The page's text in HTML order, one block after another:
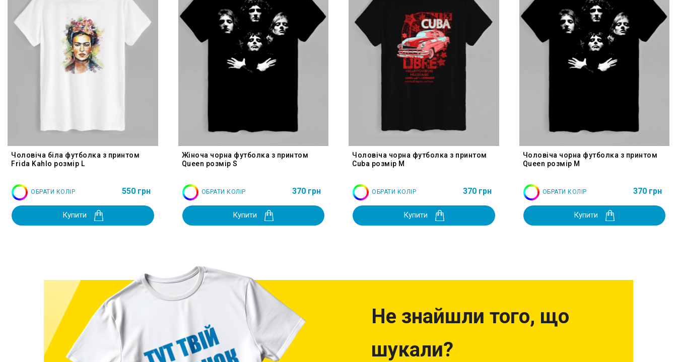
Чоловіча біла футболка з принтом
Frida Kahlo розмір L
ОБРАТИ КОЛІР 550 грн
Купити
Жіноча чорна футболка з принтом
Queen розмір S
ОБРАТИ КОЛІР 370 грн
Купити
Чоловіча чорна футболка з принтом
Cuba розмір M
ОБРАТИ КОЛІР 370 грн
Купити
Чоловіча чорна футболка з принтом
Queen розмір M
ОБРАТИ КОЛІР 370 грн
Купити
Не знайшли того, що
шукали?